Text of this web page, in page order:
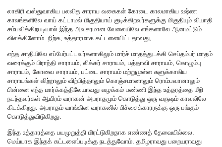
லாகிரி வஸ்துவாகிய பலவித சாராய வகைகள் கோடை காலமாகிய உஷ்ண
காலங்களிலே வாய் கட்டாமல் மிகுதியாய் குடிக்கிறவர்களுக்கு மிகுதியும் வியாதி
சம்பவிக்கிறபடியால் இந்த அவசரமான வேலையிலே எங்களாலே ஆனமட்டும்
விலக்கினோம். நிற்க, உத்தாரமாக கட்டளையிட்டதாவது,
எந்த சாதியிலே எப்பேர்பட்டவர்களாகிலும் மார்ச் மாதத்துடக்கி செப்தம்பர் மாதம்
வரைக்கும் பிராந்தி சாராயம், லிக்கர் சாராயம், பத்தாவி சாராயம், கொழும்பு
சாராயம், கோவை சாராயம், பட்டை சாராயம் மற்றுமுள்ள சுளுக்காகிய
சாராயங்கள் விற்றாலும் விற்பித்தாலும் கொஞ்சமானாலும் ரொம்பவானாலும்
பின்னை எந்த மார்க்கத்திலேயாவது வழக்கம் பண்ணி இந்த உத்தரத்தை மீறி
நடந்தவர்கள் ஆயிரம் வராகன் அபராதமும் கொடுத்து ஒரு வருஷம் காவலிலே
கிடக்கிறது. அபராதம் வாங்கின வராகனில் பிச்சைக்காரருக்கு ஒரு பங்கும்
கொடுத்துவிடுகிறது.
இந்த உத்தாரத்தை பயமுறுத்தி மிரட்டுகிறதாக எண்ணத் தேவையில்லை.
மெய்யாக இந்தக் கட்டளைப்படிக்கு நடத்துவோம். தமிழராவது பறையராவது